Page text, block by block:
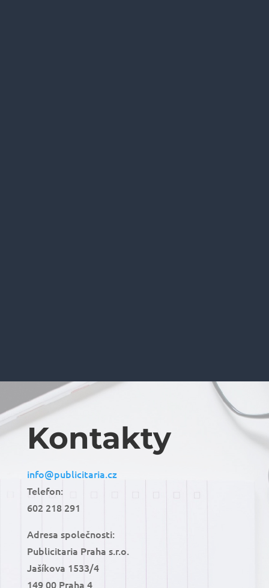
Kontakty
info@publicitaria.cz
Telefon:
602 218 291
Adresa společnosti:
Publicitaria Praha s.r.o.
Jašíkova 1533/4
149 00 Praha 4